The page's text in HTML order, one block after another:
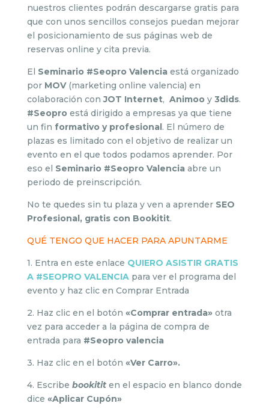
nuestros clientes podrán descargarse gratis para
que con unos sencillos consejos puedan mejorar
el posicionamiento de sus páginas web de
reservas online y cita previa.
El Seminario #Seopro Valenciaestá organizado
por MOV(marketing online valencia) en
colaboración conJOT Internet, Animoo y 3dids.
#Seopro está dirigido a empresas ya que tiene
un fin formativo y profesional. El número de
plazas es limitado con el objetivo de realizar un
evento en el que todos podamos aprender. Por
eso el Seminario #Seopro Valenciaabre un
periodo de preinscripción.
No te quedes sin tu plaza y ven a aprender SEO
Profesional, gratis con Bookitit.
QUÉ TENGO QUE HACER PARA APUNTARME
1. Entra en este enlace QUIERO ASISTIR GRATIS
A #SEOPRO VALENCIApara ver el programa del
evento y haz clic en Comprar Entrada
2. Haz clic en el botón «Comprar entrada» otra
vez para acceder a la página de compra de
entrada para #Seopro valencia
3. Haz clic en el botón «Ver Carro».
4. Escribe bookititen el espacio en blanco donde
dice «Aplicar Cupón»